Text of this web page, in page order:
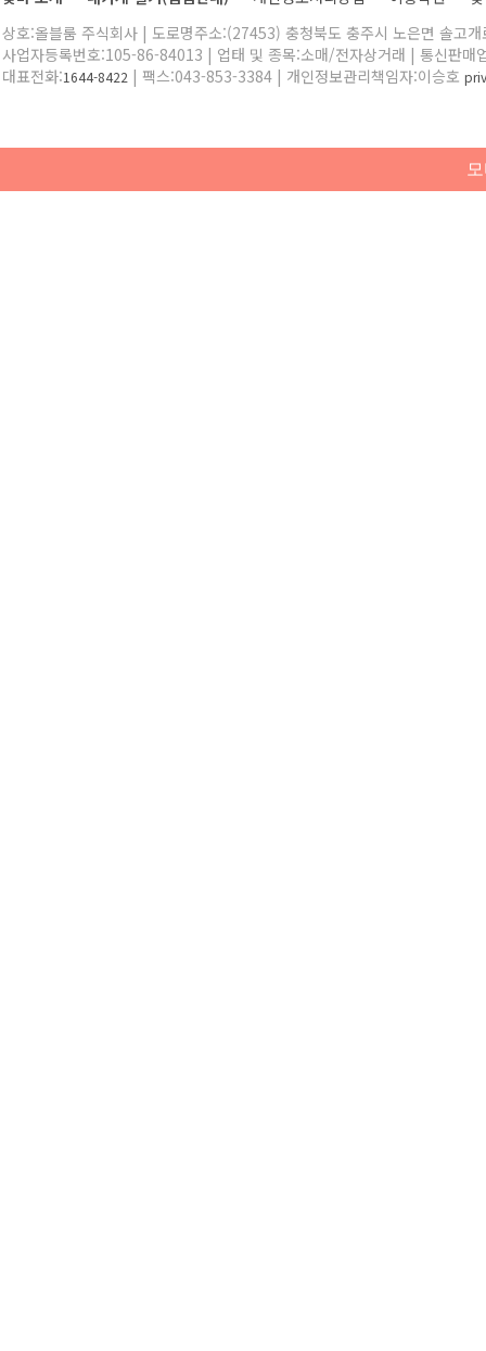
상호:올블룸 주식회사 | 도로명주소:(27453) 충청북도 충주시 노은면 솔고
사업자등록번호:105-86-84013 | 업태 및 종목:소매/전자상거래 | 통신판매
대표전화:1644-8422 | 팩스:043-853-3384 | 개인정보관리책임자:이승호